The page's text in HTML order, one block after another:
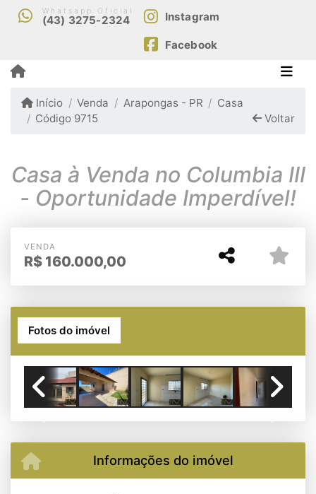
Whatsapp Oficial
(43) 3275-2324 Instagram
Facebook
Início Venda Arapongas - PR
Casa
Código 9715
Voltar
Casa à Venda no Columbia III
- Oportunidade Imperdível!
VENDA
R$ 160.000,00
Fotos do imóvel
Informações do imóvel